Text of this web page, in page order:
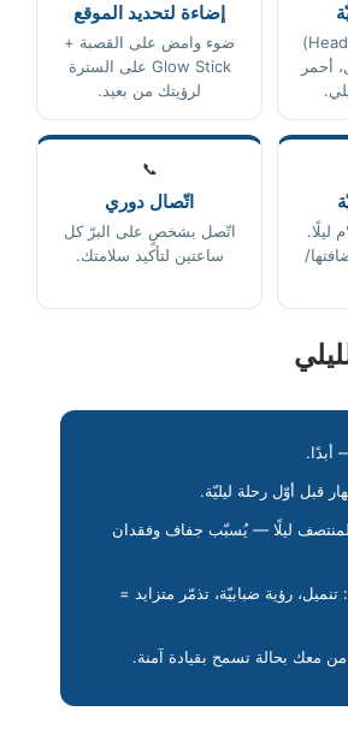
مصباح رأسي (Headlamp)
أحمر
إضاءة لتحديد الموقع
ضوء وامض على القصبة +
Glow Stick على السترة
لرؤيتك من بعيد.
تنخفض 10°م ليلًا.
📞
اتّصال دوري
اتّصل بشخصٍ على البرّ كل
ساعتين لتأكيد سلامتك.
أبدًا.
قبل أوّل رحلة ليليّة.
ليلًا — يُسبّب جفاف وفقدان
رؤية ضبابيّة، تذمّر متزايد =
من معك بحالة تسمح بقيادة آمنة.